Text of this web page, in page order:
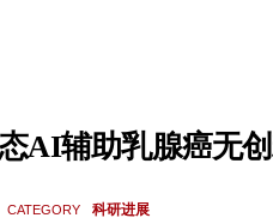
AI辅助乳腺癌无
CATEGORY 科研进展